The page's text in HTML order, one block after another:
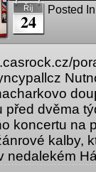
Říj
24
Posted
před dvěma
koncertu na
kalby,
nedalekém